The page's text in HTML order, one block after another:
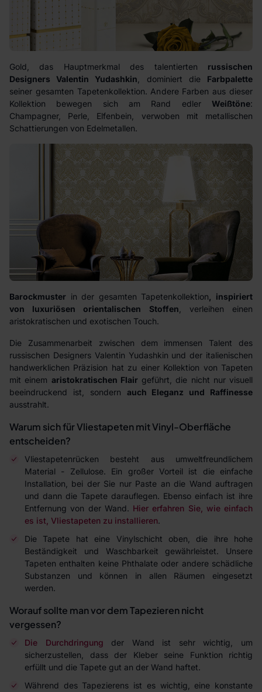
Gold, das Hauptmerkmal des talentierten russischen
Designers Valentin Yudashkin , dominiert die Farbpalette
seiner gesamten Tapetenkollektion. Andere Farben aus dieser
Kollektion bewegen sich am Rand edler Weißtöne:
Champagner, Perle, Elfenbein, verwoben mit metallischen
Schattierungen von Edelmetallen.
Barockmuster in der gesamten Tapetenkollektion , inspiriert
von luxuriösen orientalischen Stoffen , verleihen einen
aristokratischen und exotischen Touch.
Die Zusammenarbeit zwischen dem immensen Talent des
russischen Designers Valentin Yudashkin und der italienischen
handwerklichen Präzision hat zu einer Kollektion von Tapeten
mit einem aristokratischen Flairgeführt, die nicht nur visuell
beeindruckend ist, sondern auch Eleganz und Raffinesse
ausstrahlt.
Warum sich für Vliestapeten mit Vinyl-Oberfläche
entscheiden?
Vliestapetenrücken besteht aus umweltfreundlichem
Material - Zellulose. Ein großer Vorteil ist die einfache
Installation, bei der Sie nur Paste an die Wand auftragen
und dann die Tapete darauflegen. Ebenso einfach ist ihre
Entfernung von der Wand. Hier erfahren Sie, wie einfach
es ist, Vliestapeten zu installieren.
Die Tapete hat eine Vinylschicht oben, die ihre hohe
Beständigkeit und Waschbarkeit gewährleistet. Unsere
Tapeten enthalten keine Phthalate oder andere schädliche
Substanzen und können in allen Räumen eingesetzt
werden.
Worauf sollte man vor dem Tapezieren nicht
vergessen?
Die Durchdringung der Wand ist sehr wichtig, um
sicherzustellen, dass der Kleber seine Funktion richtig
erfüllt und die Tapete gut an der Wand haftet.
Während des Tapezierens ist es wichtig, eine konstante